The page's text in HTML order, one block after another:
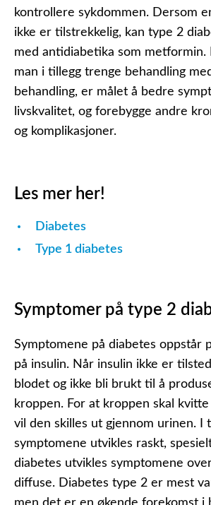
kontrollere sykdommen. Dersom
ikke er tilstrekkelig, kan type 2
med antidiabetika som
man i tillegg trenge behandling
behandling, er målet å bedre
livskvalitet, og forebygge andre
og komplikasjoner.
Les mer her!
Diabetes
Type 1 diabetes
Symptomer på type 2
Symptomene på diabetes oppstår
på insulin. Når insulin ikke er
blodet og ikke bli brukt til å
kroppen. For at kroppen skal
vil den skilles ut gjennom urinen. I
symptomene utvikles raskt,
diabetes utvikles symptomene
diffuse. Diabetes type 2 er mest